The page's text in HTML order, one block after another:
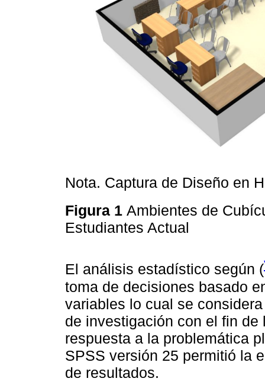
Nota. Captura de Diseño en
Figura 1 Ambientes de
Estudiantes Actual
El análisis estadístico según (
toma de decisiones basado
variables lo cual se
de investigación con el fin
respuesta a la problemática
SPSS versión 25 permitió la
de resultados.